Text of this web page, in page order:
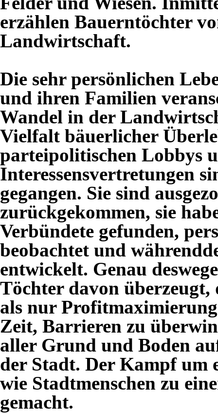
erzählen Bauerntöchter
Landwirtschaft.
Die sehr persönlichen
und ihren Familien
Wandel in der
Vielfalt bäuerlicher
parteipolitischen Lobbys
Interessensvertretungen
gegangen. Sie sind
zurückgekommen, sie
Verbündete gefunden,
beobachtet und
entwickelt. Genau
Töchter davon
als nur
Zeit, Barrieren zu
aller Grund und Boden
der Stadt. Der Kampf
wie Stadtmenschen zu
gemacht.